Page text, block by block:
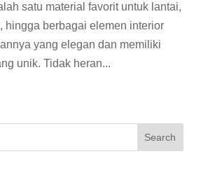
satu material favorit untuk lantai,
hingga berbagai elemen interior
yang elegan dan memiliki
unik. Tidak heran...